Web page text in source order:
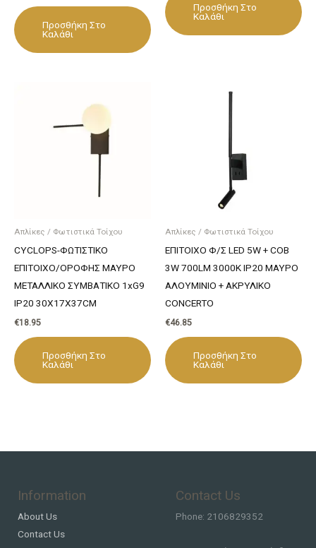
Προσθήκη Στο
Καλάθι
Προσθήκη Στο
Καλάθι
Απλίκες / Φωτιστικά Τοίχου
CYCLOPS-ΦΩΤΙΣΤΙΚΟ
ΕΠΙΤΟΙΧΟ/ΟΡΟΦΗΣ ΜΑΥΡΟ
ΜΕΤΑΛΛΙΚΟ ΣΥΜΒΑΤΙΚΟ 1xG9
IP20 30Χ17Χ37CM
€18.95
Προσθήκη Στο
Καλάθι
Απλίκες / Φωτιστικά Τοίχου
ΕΠΙΤΟΙΧΟ Φ/Σ LED 5W + COB
3W 700LM 3000K IP20 ΜΑΥΡΟ
ΑΛΟΥΜΙΝΙΟ + ΑΚΡΥΛΙΚΟ
CONCERTO
€46.85
Προσθήκη Στο
Καλάθι
Information
About Us
Contact Us
Contact Us
Phone: 2106829352